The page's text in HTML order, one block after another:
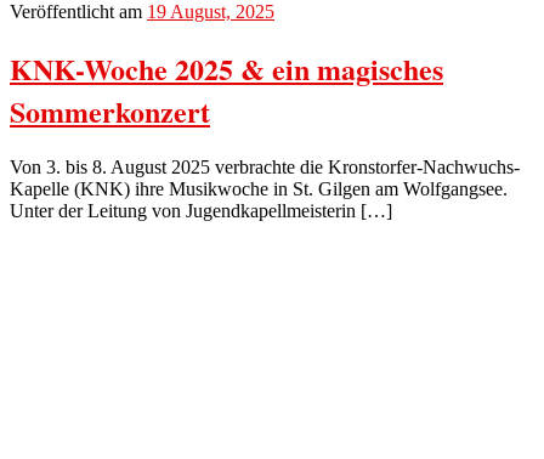
Veröffentlicht am 19 August, 2025
KNK-Woche 2025 & ein magisches
Sommerkonzert
Von 3. bis 8. August 2025 verbrachte die Kronstorfer-Nachwuchs-
Kapelle (KNK) ihre Musikwoche in St. Gilgen am Wolfgangsee.
Unter der Leitung von Jugendkapellmeisterin […]